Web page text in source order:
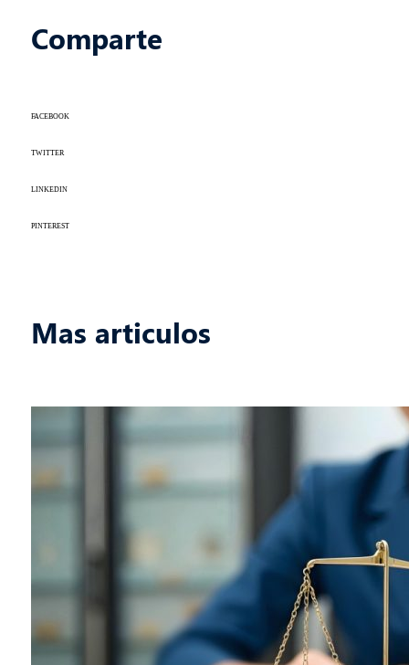
Comparte
FACEBOOK
TWITTER
LINKEDIN
PINTEREST
Mas articulos